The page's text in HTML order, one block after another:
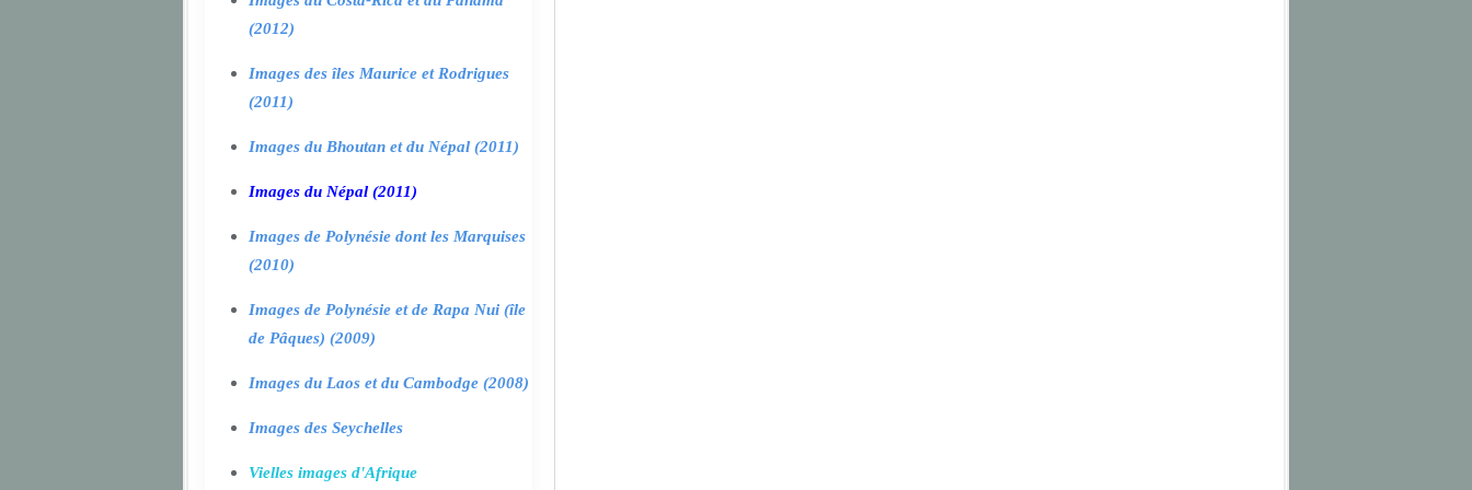
(2012)
Images des îles Maurice et Rodrigues
(2011)
Images du Bhoutan et du Népal (2011)
Images du Népal (2011)
Images de Polynésie dont les Marquises
(2010)
Images de Polynésie et de Rapa Nui (île
de Pâques) (2009)
Images du Laos et du Cambodge (2008)
Images des Seychelles
Vielles images d'Afrique